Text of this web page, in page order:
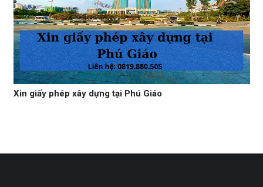
Xin giấy phép xây dựng tại Phú Giáo